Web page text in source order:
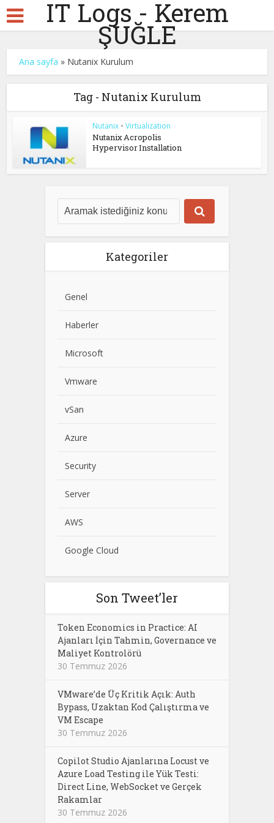
IT Logs - Kerem
ŞUĞLE
Ana sayfa » Nutanix Kurulum
Tag - Nutanix Kurulum
Nutanix • Virtualization
Nutanix Acropolis
Hypervisor Installation
Kategoriler
Genel
Haberler
Microsoft
Vmware
vSan
Azure
Security
Server
AWS
Google Cloud
Son Tweet’ler
Token Economics in Practice: AI
Ajanları İçin Tahmin, Governance ve
Maliyet Kontrolörü
30 Temmuz 2026
VMware’de Üç Kritik Açık: Auth
Bypass, Uzaktan Kod Çalıştırma ve
VM Escape
30 Temmuz 2026
Copilot Studio Ajanlarına Locust ve
Azure Load Testing ile Yük Testi:
Direct Line, WebSocket ve Gerçek
Rakamlar
30 Temmuz 2026